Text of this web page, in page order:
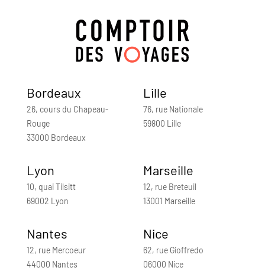
Bordeaux
26, cours du Chapeau-
Rouge
33000 Bordeaux
Lille
76, rue Nationale
59800 Lille
Lyon
10, quai Tilsitt
69002 Lyon
Marseille
12, rue Breteuil
13001 Marseille
Nantes
12, rue Mercoeur
44000 Nantes
Nice
62, rue Gioffredo
06000 Nice